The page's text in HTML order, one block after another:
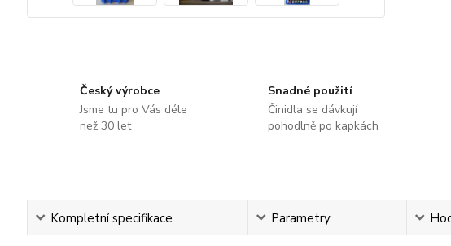
Český výrobce
Jsme tu pro Vás déle
než 30 let
Snadné použití
Činidla se dávkují
pohodlně po kapkách
Kompletní specifikace Parametry